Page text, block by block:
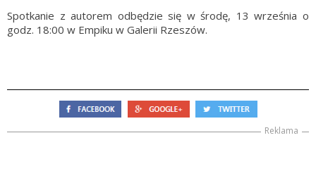
Spotkanie z autorem odbędzie się w środę, 13 września o
godz. 18:00 w Empiku w Galerii Rzeszów.
Reklama